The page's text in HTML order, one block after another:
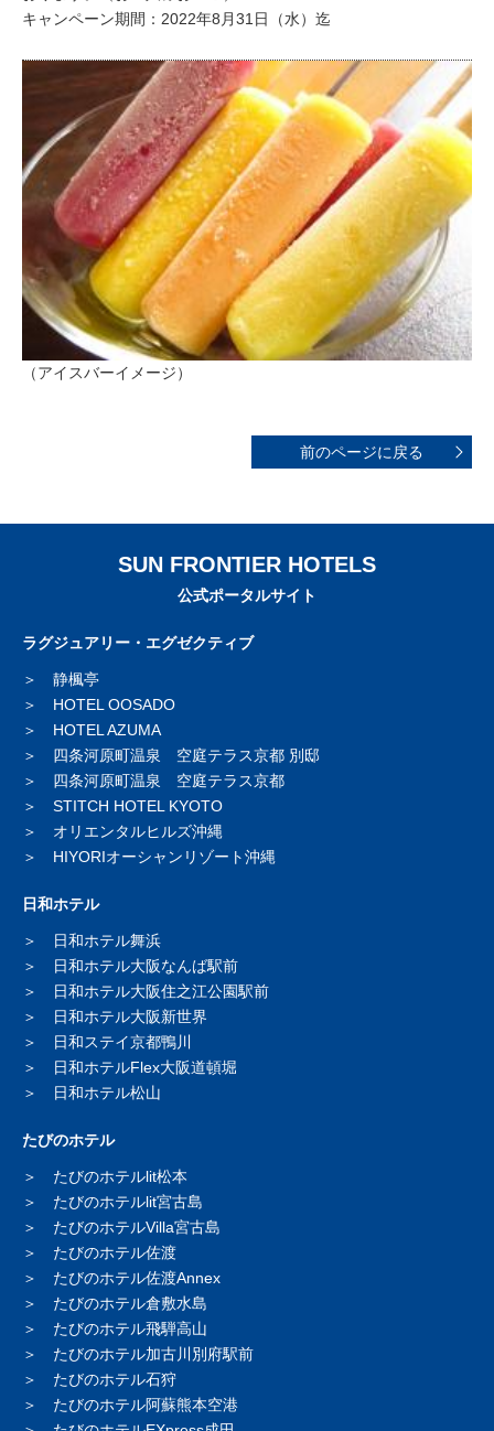
キャンペーン期間：2022年8月31日（水）迄
（アイスバーイメージ）
前のページに戻る
SUN FRONTIER HOTELS
公式ポータルサイト
ラグジュアリー・エグゼクティブ
静楓亭
HOTEL OOSADO
HOTEL AZUMA
四条河原町温泉 空庭テラス京都 別邸
四条河原町温泉 空庭テラス京都
STITCH HOTEL KYOTO
オリエンタルヒルズ沖縄
HIYORIオーシャンリゾート沖縄
日和ホテル
日和ホテル舞浜
日和ホテル大阪なんば駅前
日和ホテル大阪住之江公園駅前
日和ホテル大阪新世界
日和ステイ京都鴨川
日和ホテルFlex大阪道頓堀
日和ホテル松山
たびのホテル
たびのホテルlit松本
たびのホテルlit宮古島
たびのホテルVilla宮古島
たびのホテル佐渡
たびのホテル佐渡Annex
たびのホテル倉敷水島
たびのホテル飛騨高山
たびのホテル加古川別府駅前
たびのホテル石狩
たびのホテル阿蘇熊本空港